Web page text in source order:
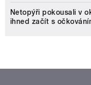
Netopýři pokousali v
ihned začít s